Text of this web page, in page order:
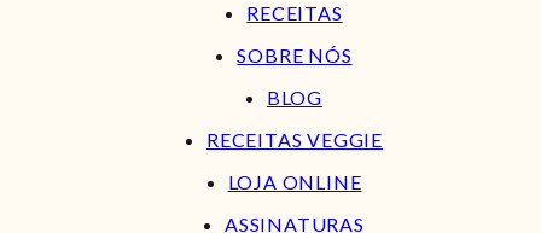
RECEITAS
SOBRE NÓS
BLOG
RECEITAS VEGGIE
LOJA ONLINE
ASSINATURAS